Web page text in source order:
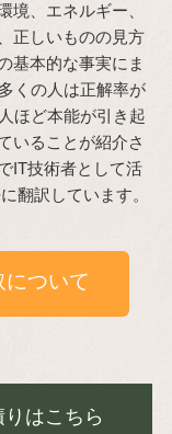
境、エネルギー、
正しいものの見方
基本的な事実にま
くの人は正解率が
ほど本能が引き起
いることが紹介さ
IT技術者として活
翻訳しています。
について
はこちら